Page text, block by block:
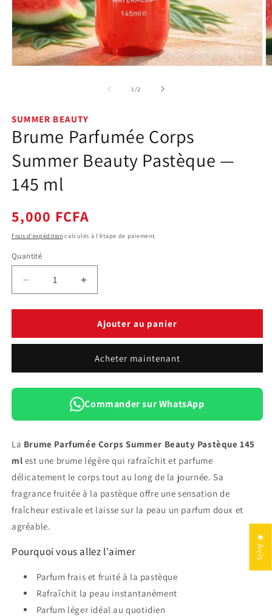
une
fenêtre
modale
1 /de2
SUMMER BEAUTY
Brume Parfumée Corps
Summer Beauty Pastèque —
145 ml
Prix
habituel
5,000 FCFA
Frais d'expédition calculés à l'étape de paiement.
Quantité
Quantité
Réduire
la
quantité
Brume
Summer
Beauty
Pastèque
ml
Augmenter
la
quantité
Brume
Corps
Summer
Beauty
Pastèque
—
ml
Ajouter au panier
Acheter maintenant
Commander sur WhatsApp
La Brume Parfumée Corps Summer Beauty Pastèque 145
ml est une brume légère qui rafraîchit et parfume
délicatement le corps tout au long de la journée. Sa
fragrance fruitée à la pastèque offre une sensation de
fraîcheur estivale et laisse sur la peau un parfum doux et
agréable.
Pourquoi vous allez l'aimer
Parfum frais et fruité à la pastèque
Rafraîchit la peau instantanément
Parfum léger idéal au quotidien
★ Avis